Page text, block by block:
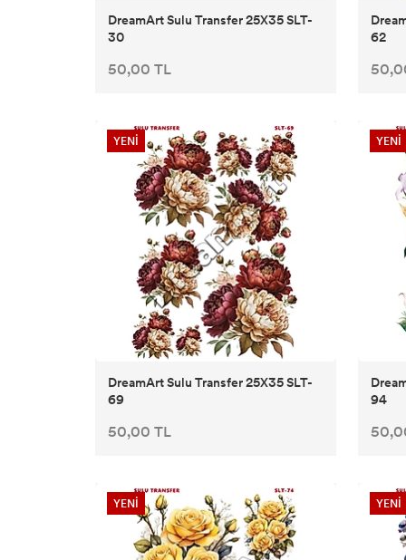
DreamArt Sulu Transfer 25X35 SLT-
30
50,00 TL
62
YENİ
DreamArt Sulu Transfer 25X35 SLT-
69
50,00 TL
YENİ
94
YENİ YENİ